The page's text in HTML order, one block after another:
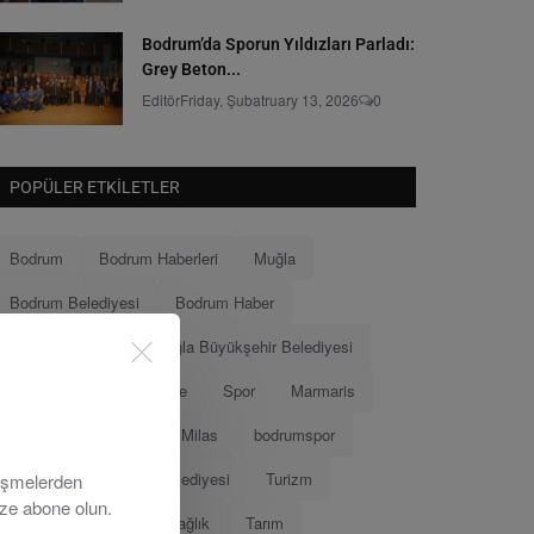
Bodrum’da Sporun Yıldızları Parladı:
Grey Beton...
EditörFriday, Şubatruary 13, 2026 0
POPÜLER ETKILETLER
Bodrum Bodrum Haberleri
Muğla
Bodrum Belediyesi
Bodrum Haber
Muğla Büyükşehir Belediyesi
Menteşe Spor
Marmaris
Milas
bodrumspor
Eğitim
Marmaris Belediyesi
Turizm
Sağlık Tarım
abone olun.